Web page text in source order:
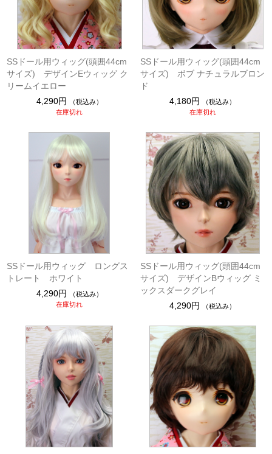
SSドール用ウィッグ(頭囲44cm
サイズ) デザインEウィッグ ク
リームイエロー
4,290円
（税込み）
在庫切れ
SSドール用ウィッグ(頭囲44cm
サイズ) ボブ ナチュラルブロン
ド
4,180円
（税込み）
在庫切れ
SSドール用ウィッグ ロングス
トレート ホワイト
4,290円
（税込み）
在庫切れ
SSドール用ウィッグ(頭囲44cm
サイズ) デザインBウィッグ ミ
ックスダークグレイ
4,290円
（税込み）